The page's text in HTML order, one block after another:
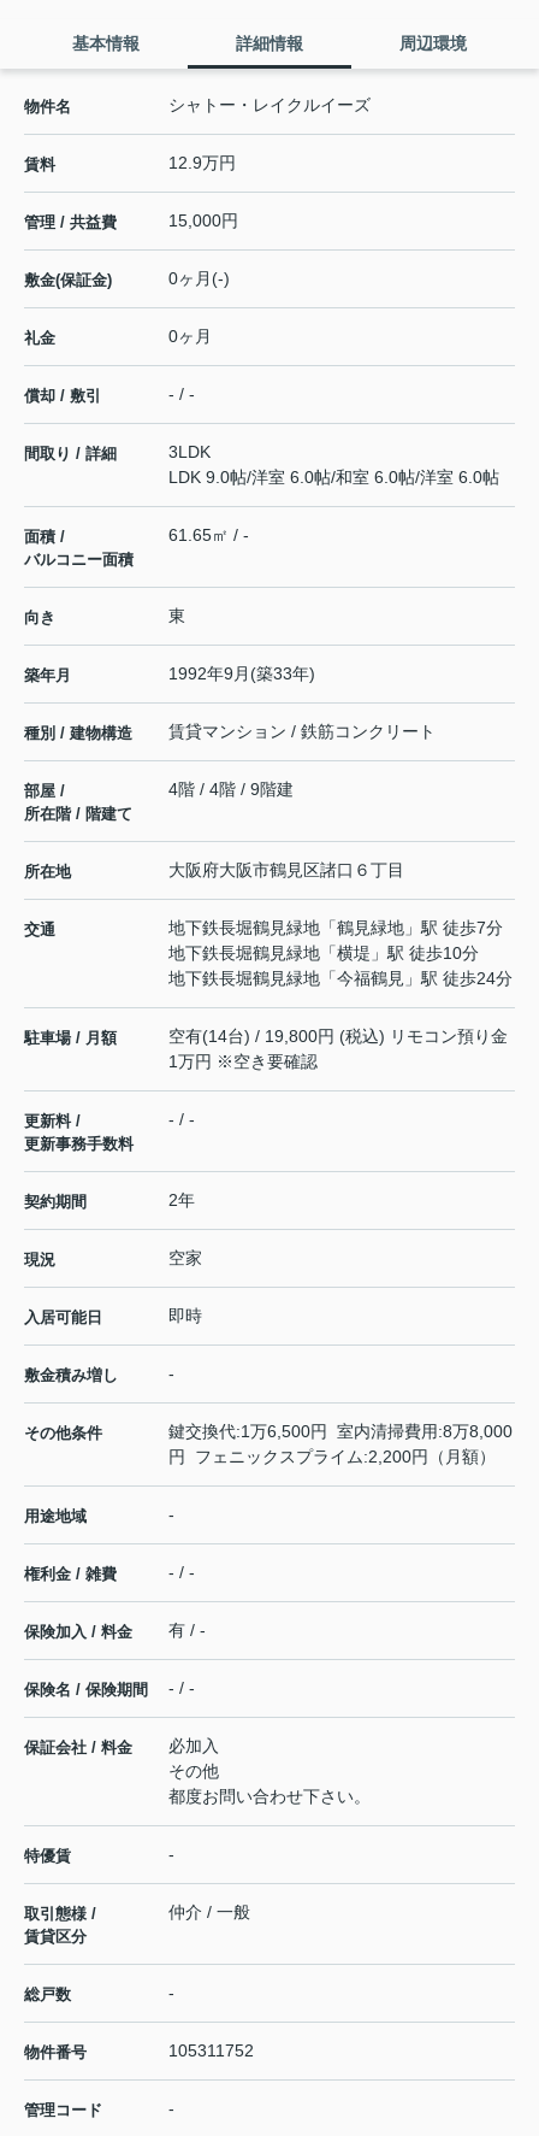
基本情報 詳細情報 周辺環境
物件名 シャトー・レイクルイーズ
賃料 12.9万円
管理 / 共益費 15,000円
敷金(保証金) 0ヶ月(-)
礼金 0ヶ月
償却 / 敷引 - / -
間取り / 詳細
3LDK
LDK 9.0帖/洋室 6.0帖/和室 6.0帖/洋室 6.0帖
面積 /
バルコニー面積
61.65㎡ / -
向き 東
築年月 1992年9月(築33年)
種別 / 建物構造 賃貸マンション / 鉄筋コンクリート
部屋 /
所在階 / 階建て
4階 / 4階 / 9階建
所在地 大阪府大阪市鶴見区諸口 ６丁目
交通 地下鉄長堀鶴見緑地 「鶴見緑地 」駅 徒歩7分
地下鉄長堀鶴見緑地 「横堤 」駅 徒歩10分
地下鉄長堀鶴見緑地 「今福鶴見 」駅 徒歩24分
駐車場 / 月額
空有(14台) / 19,800円 (税込) リモコン預り金
1万円 ※空き要確認
更新料 /
更新事務手数料
- / -
契約期間 2年
現況 空家
入居可能日 即時
敷金積み増し -
その他条件
鍵交換代:1万6,500円 室内清掃費用:8万8,000
円 フェニックスプライム:2,200円（月額）
用途地域 -
権利金 / 雑費 - / -
保険加入 / 料金 有 / -
保険名 / 保険期間 - / -
保証会社 / 料金
必加入
その他
都度お問い合わせ下さい。
特優賃 -
取引態様 /
賃貸区分
仲介 / 一般
総戸数 -
物件番号 105311752
管理コード -